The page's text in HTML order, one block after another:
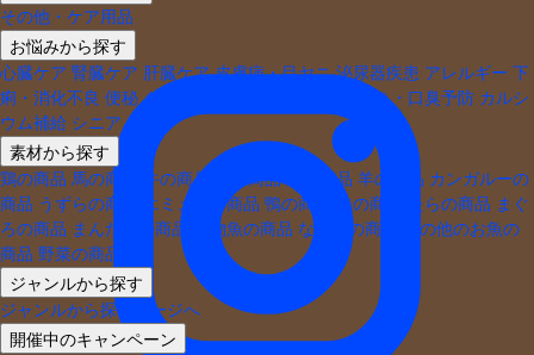
その他・ケア用品
お悩みから探す
心臓ケア 腎臓ケア 肝臓ケア 皮膚病・目ヤニ 泌尿器疾患 アレルギー 下
痢・消化不良 便秘 ダイエット 歯磨き・口臭予防 カルシ
ウム補給 シニア パピー
素材から探す
鶏の商品 馬の商品 牛の商品 豚の商品 鹿の商品 羊の商品 カンガルーの
商品 うずらの商品 エミューの商品 鴨の商品 鮭の商品 たらの商品 まぐ
ろの商品 まんだいの商品 青物魚の商品 なまずの商品
その他のお魚の
商品 野菜の商品
ジャンルから探す
ジャンルから探すページへ
開催中のキャンペーン